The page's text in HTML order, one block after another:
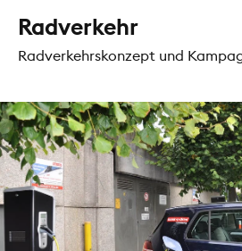
Radverkehr
Radverkehrskonzept und